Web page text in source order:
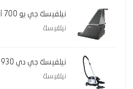
نيلفيسك جي يو 700 أ
نيلفيسك
نيلفيسك جي دي 930
نيلفيسك